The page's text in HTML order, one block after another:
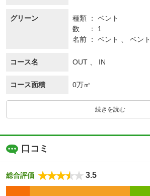
グリーン 種類
ベント
数
1
名前
ベント 、 ベント
コース名 OUT 、 IN
コース面積 0万㎡
続きを読む
口コミ
総合評価 3.5